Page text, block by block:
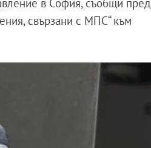
в София, съобщи пред
свързани с МПС“ към